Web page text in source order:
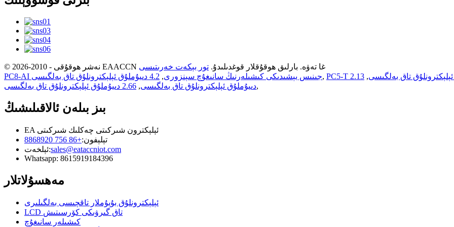
© نەشر ھوقۇقى - 2010-2026 EAACCN غا تەۋە. بارلىق ھوقۇقلار قوغدىلىدۇ. تور بېكەت خەرىتىسى
PC8-AI جىنىس يېشىدىكى كىشىلەرنىڭ سانىغۇچ سېنزورى, 4.2 دىيۇملۇق ئېلېكترونلۇق تاق بەلگىسى , ,
2.13
دىيۇملۇق ئېلېكترونلۇق تاق بەلگىسى, 2.66 دىيۇملۇق ئېلېكترونلۇق تاق بەلگىسى ,
بىز بىلەن ئالاقىلىشىڭ
EA ئېلېكترون شىركىتى چەكلىك شىركىتى
تېلېفون:+86 756 8868920
ئېلخەت:sales@eataccniot.com
Whatsapp: 8615919184396
مەھسۇلاتلار
ئېلېكترونلۇق بۇيۇملار تاقچىسى بەلگىلىرى
LCD تاق گىرۋىكى كۆرسىتىش
كىشىلەر سانىغۇچ